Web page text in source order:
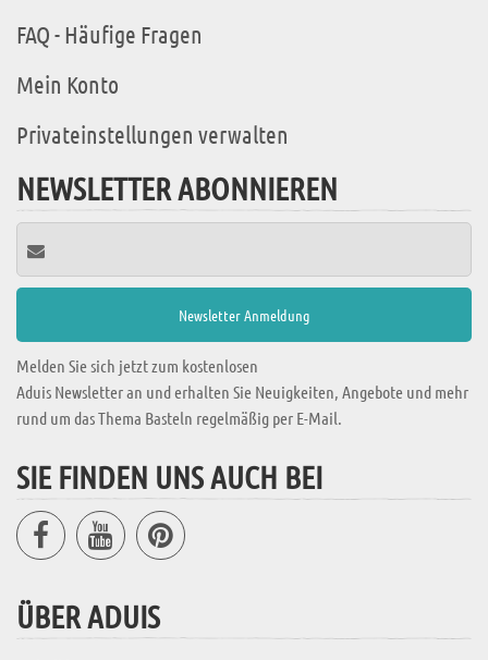
FAQ - Häufige Fragen
Mein Konto
Privateinstellungen verwalten
NEWSLETTER ABONNIEREN
Melden Sie sich jetzt zum kostenlosen
Aduis Newsletter an und erhalten Sie Neuigkeiten, Angebote und mehr
rund um das Thema Basteln regelmäßig per E-Mail.
SIE FINDEN UNS AUCH BEI
ÜBER ADUIS